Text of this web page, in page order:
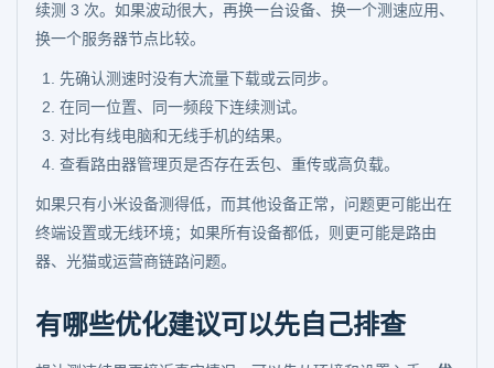
续测 3 次。如果波动很大，再换一台设备、换一个测速应用、
换一个服务器节点比较。
先确认测速时没有大流量下载或云同步。
在同一位置、同一频段下连续测试。
对比有线电脑和无线手机的结果。
查看路由器管理页是否存在丢包、重传或高负载。
如果只有小米设备测得低，而其他设备正常，问题更可能出在
终端设置或无线环境；如果所有设备都低，则更可能是路由
器、光猫或运营商链路问题。
有哪些优化建议可以先自己排查